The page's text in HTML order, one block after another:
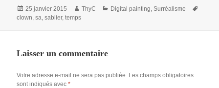
Publié
le
25 janvier 2015 Auteur
ThyC Catégories
Digital painting,Surréalisme
clown,sa,sablier,temps
Laisser un commentaire
Votre adresse e-mail ne sera pas publiée. Les champs obligatoires
sont indiqués avec*